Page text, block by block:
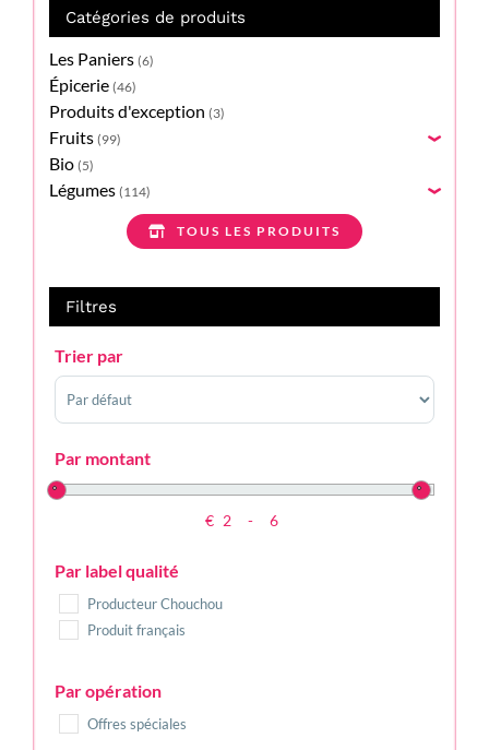
Catégories de produits
Les Paniers (6)
Épicerie (46)
Produits d'exception (3)
Fruits (99) ›
Bio (5)
Légumes (114) ›
TOUS LES PRODUITS
Filtres
Trier par
Sort Products
Par montant
€ Minimum Price
-Maximum Price
Par label qualité
Producteur Chouchou
Produit français
Par opération
Offres spéciales